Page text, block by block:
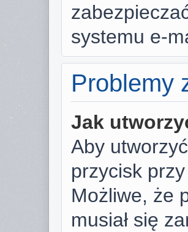
systemu e-
Problemy
Jak
Aby
przycisk
Możliwe, że
musiał się